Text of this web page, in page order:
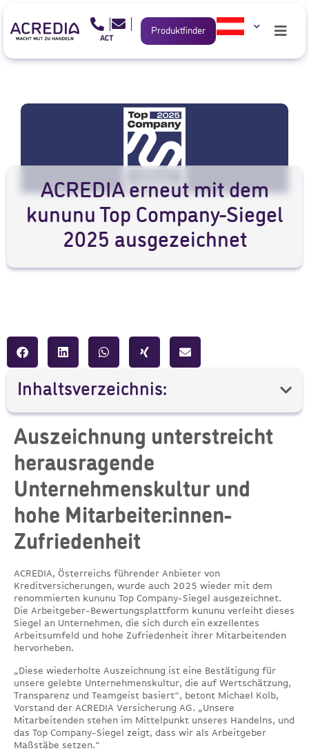
Produktfinder
ACREDIA erneut mit dem
kununu Top Company-Siegel
2025 ausgezeichnet
Auszeichnung unterstreicht
herausragende
Unternehmenskultur und
hohe Mitarbeiter:innen-
Zufriedenheit
ACREDIA, Österreichs führender Anbieter von
Kreditversicherungen, wurde auch 2025 wieder mit dem
renommierten kununu Top Company-Siegel ausgezeichnet.
Die Arbeitgeber-Bewertungsplattform kununu verleiht dieses
Siegel an Unternehmen, die sich durch ein exzellentes
Arbeitsumfeld und hohe Zufriedenheit ihrer Mitarbeitenden
hervorheben.
„Diese wiederholte Auszeichnung ist eine Bestätigung für
unsere gelebte Unternehmenskultur, die auf Wertschätzung,
Transparenz und Teamgeist basiert“, betont Michael Kolb,
Vorstand der ACREDIA Versicherung AG. „Unsere
Mitarbeitenden stehen im Mittelpunkt unseres Handelns, und
das Top Company-Siegel zeigt, dass wir als Arbeitgeber
Maßstäbe setzen.“
Inhaltsverzeichnis: